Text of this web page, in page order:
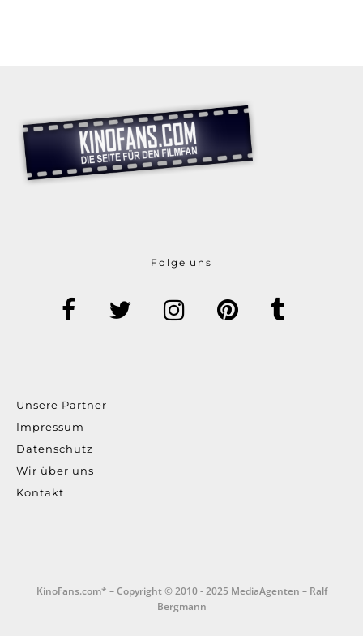
Folge uns
Unsere Partner
Impressum
Datenschutz
Wir über uns
Kontakt
KinoFans.com* – Copyright © 2010 - 2025 MediaAgenten – Ralf
Bergmann